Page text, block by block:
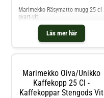
Läs mer här
Marimekko Räsymatto mugg 25 cl
svart-vit
Marimekko Oiva/unikko
Kaffekopp 25 Cl -
Kaffekoppar Stengods Vit